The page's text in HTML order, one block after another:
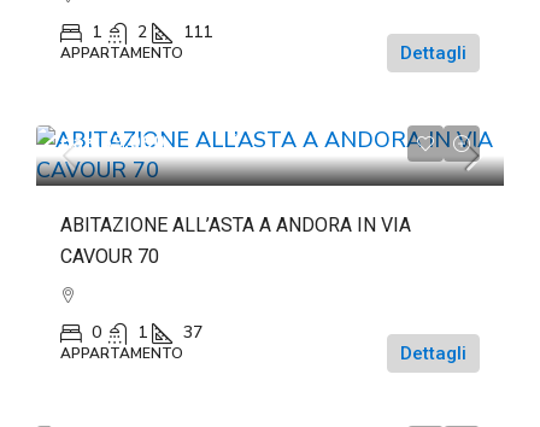
1 2 111
APPARTAMENTO Dettagli
da€69.060
ABITAZIONE ALL’ASTA A ANDORA IN VIA
CAVOUR 70
0 1 37
APPARTAMENTO Dettagli